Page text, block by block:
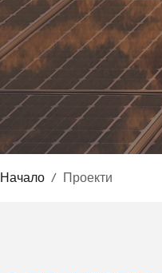
Начало / Проекти